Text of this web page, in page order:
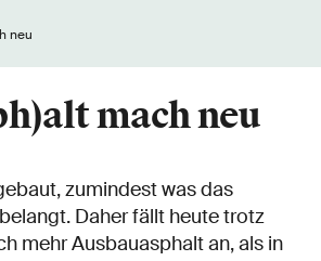
neu
mach neu
zumindest was das
Daher fällt heute trotz
mehr Ausbauasphalt an, als in